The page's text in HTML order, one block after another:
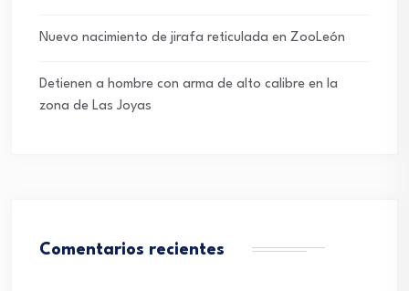
Nuevo nacimiento de jirafa reticulada en ZooLeón
Detienen a hombre con arma de alto calibre en la
zona de Las Joyas
Comentarios recientes